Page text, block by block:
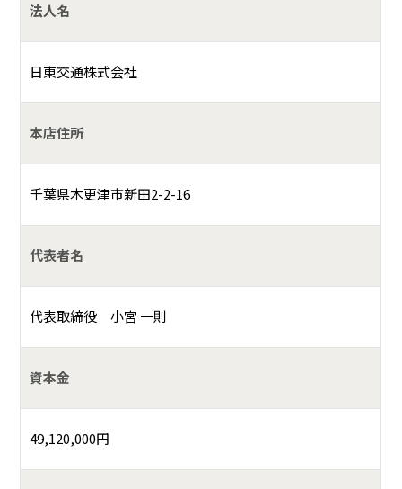
法人名
日東交通株式会社
本店住所
千葉県木更津市新田2-2-16
代表者名
代表取締役 小宮 一則
資本金
49,120,000円